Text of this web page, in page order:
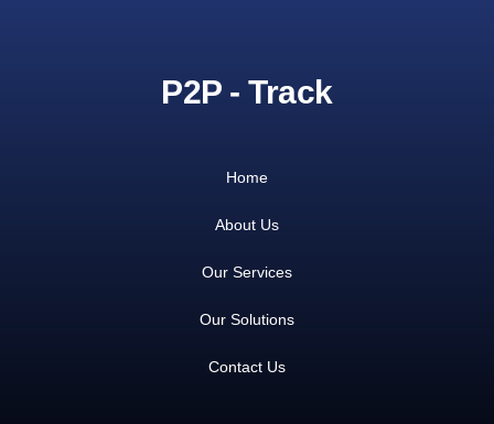
P2P - Track
Home
About Us
Our Services
Our Solutions
Contact Us